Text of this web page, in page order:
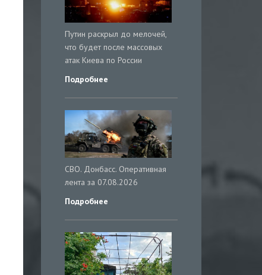
Путин раскрыл до мелочей,
что будет после массовых
атак Киева по России
Подробнее
СВО. Донбасс. Оперативная
лента за 07.08.2026
Подробнее